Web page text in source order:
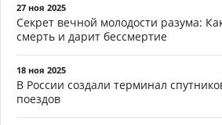
27 ноя 2025
Секрет вечной молодости разума:
смерть и дарит бессмертие
18 ноя 2025
В России создали терминал
поездов